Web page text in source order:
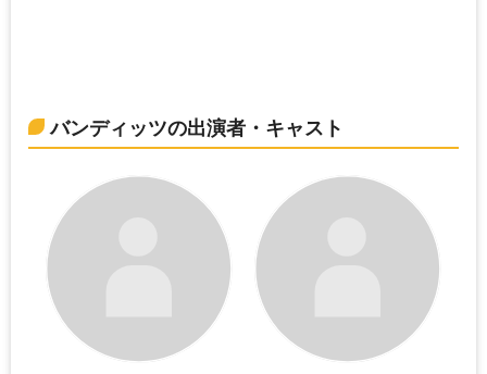
バンディッツの出演者・キャスト